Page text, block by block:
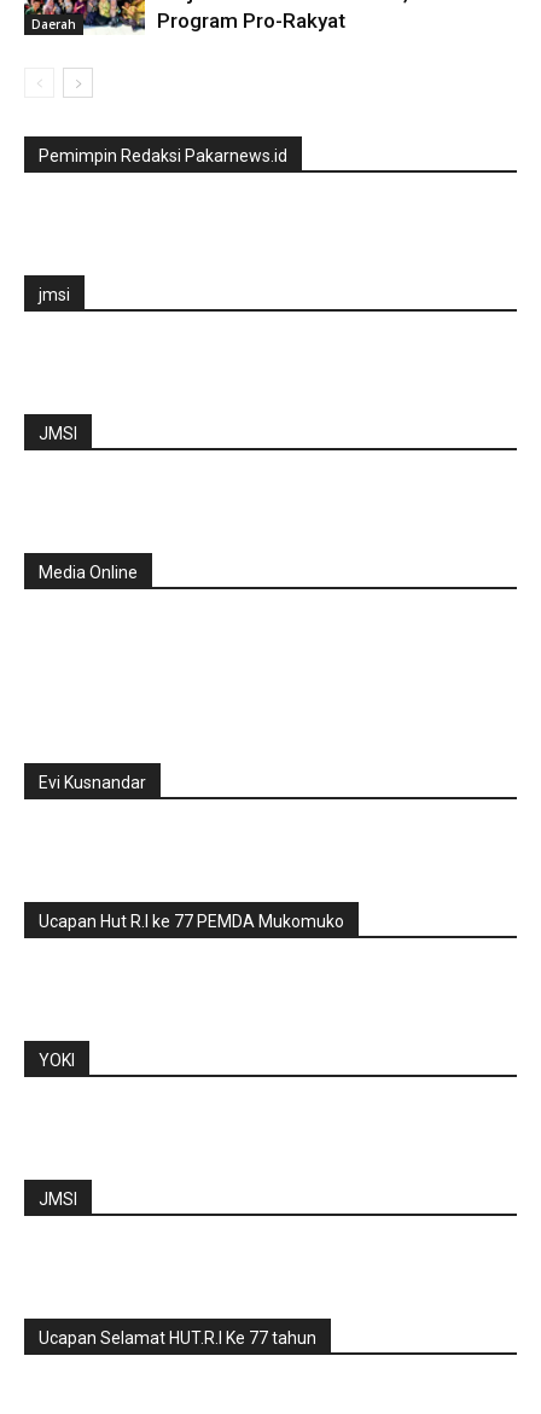
Daerah
Program Pro-Rakyat
Pemimpin Redaksi Pakarnews.id
jmsi
JMSI
Media Online
Evi Kusnandar
Ucapan Hut R.I ke 77 PEMDA Mukomuko
YOKI
JMSI
Ucapan Selamat HUT.R.I Ke 77 tahun